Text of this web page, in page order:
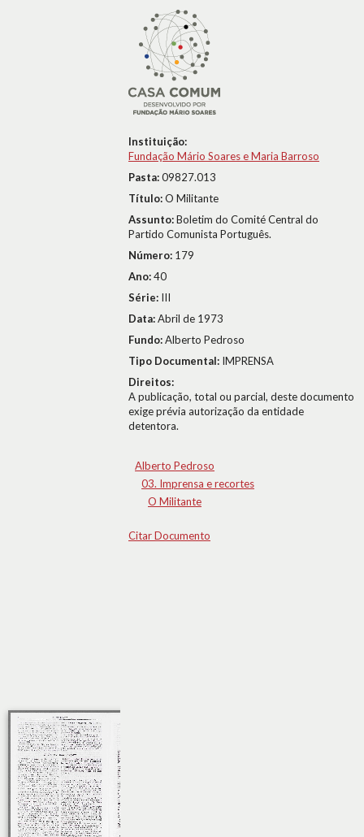
Instituição:
Fundação Mário Soares e Maria Barroso
Pasta:09827.013
Título:O Militante
Assunto:Boletim do Comité Central do
Partido Comunista Português.
Número: 179
Ano:40
Série: III
Data:Abril de 1973
Fundo:Alberto Pedroso
Tipo Documental: IMPRENSA
Direitos:
A publicação, total ou parcial, deste documento
exige prévia autorização da entidade
detentora.
Alberto Pedroso
03. Imprensa e recortes
O Militante
Citar Documento